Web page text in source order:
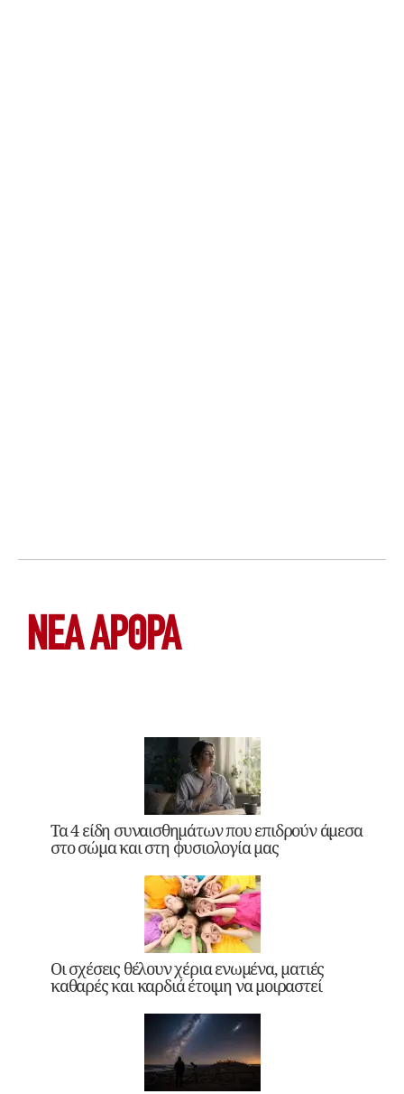
ΝΕΑ ΆΡΘΡΑ
Τα 4 είδη συναισθημάτων που επιδρούν άμεσα
στο σώμα και στη φυσιολογία μας
Οι σχέσεις θέλουν χέρια ενωμένα, ματιές
καθαρές και καρδιά έτοιμη να μοιραστεί